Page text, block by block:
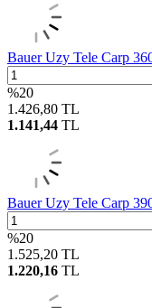
Bauer Uzy Tele Carp
%20
1.426,80 TL
1.141,44 TL
Bauer Uzy Tele Carp
%20
1.525,20 TL
1.220,16 TL